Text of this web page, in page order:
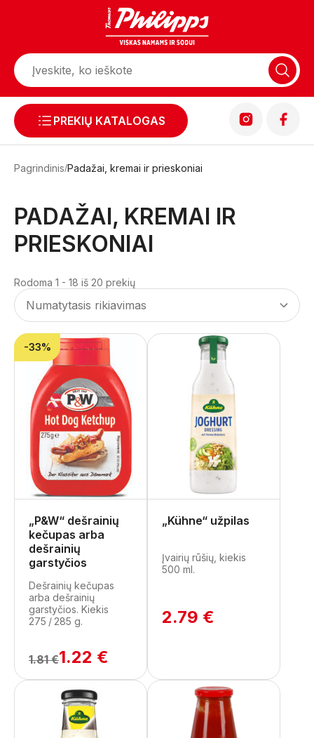
PREKIŲ KATALOGAS
Pagrindinis Padažai, kremai ir prieskoniai
PADAŽAI, KREMAI IR
PRIESKONIAI
Rodoma 1 - 18 iš 20 prekių
-33%
„P&W“ dešrainių
kečupas arba
dešrainių
garstyčios
Dešrainių kečupas
arba dešrainių
garstyčios. Kiekis
275 / 285 g.
1.81 €1.22 €
„Kühne“ užpilas
Įvairių rūšių, kiekis
500 ml.
2.79 €